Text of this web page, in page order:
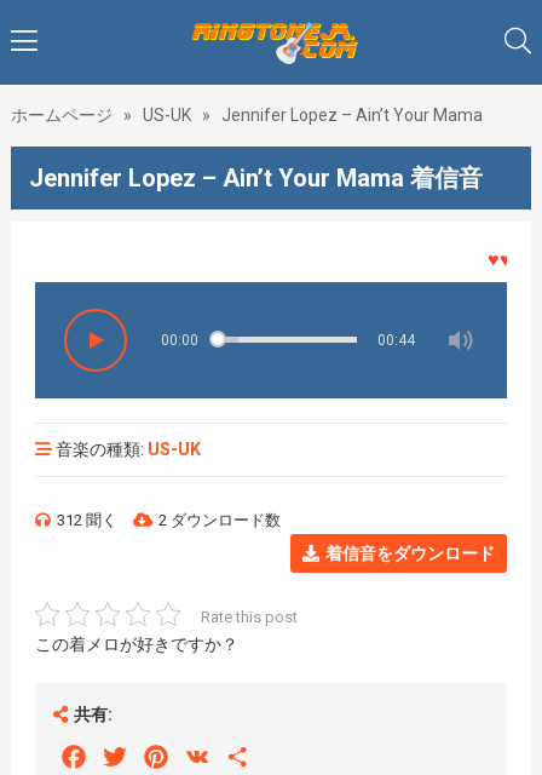
ホームページ » US-UK » Jennifer Lopez – Ain’t Your Mama
Jennifer Lopez – Ain’t Your Mama 着信音
♥♥♥着メ
00:00 00:44
音楽の種類: US-UK
312 聞く 2 ダウンロード数
着信音をダウンロード
Rate this post
この着メロが好きですか？
共有:
FacebookTwitterPinterest
VK